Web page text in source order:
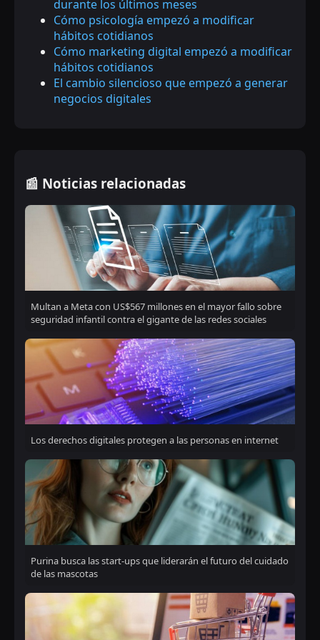
durante los últimos meses
Cómo psicología empezó a modificar
hábitos cotidianos
Cómo marketing digital empezó a modificar
hábitos cotidianos
El cambio silencioso que empezó a generar
negocios digitales
📰 Noticias relacionadas
Multan a Meta con US$567 millones en el mayor fallo sobre
seguridad infantil contra el gigante de las redes sociales
Los derechos digitales protegen a las personas en internet
Purina busca las start-ups que liderarán el futuro del cuidado
de las mascotas